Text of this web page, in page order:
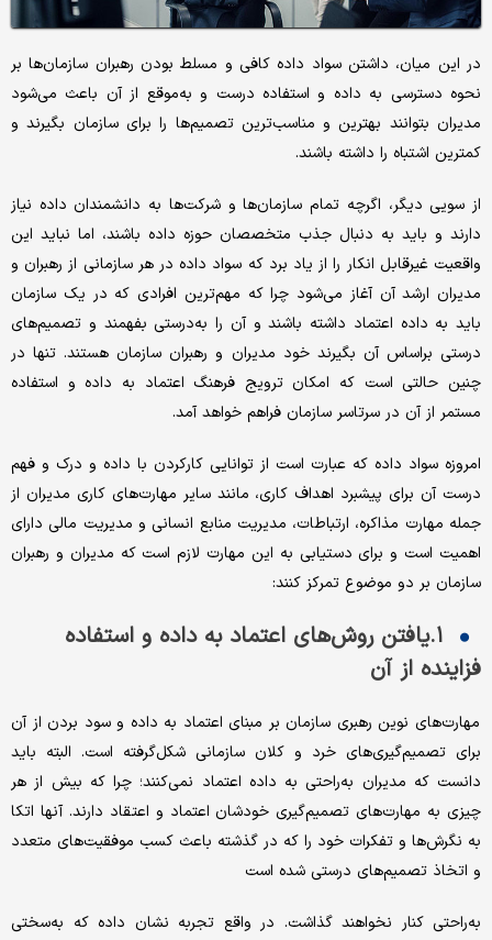
در این میان، داشتن سواد داده کافی و مسلط بودن رهبران سازمان‌‌‌ها بر
نحوه دسترسی به داده و استفاده درست و به‌‌‌موقع از آن باعث می‌‌‌شود
مدیران بتوانند بهترین و مناسب‌‌‌ترین تصمیم‌‌‌ها را برای سازمان بگیرند و
کمترین اشتباه را داشته باشند.
از سویی دیگر، اگرچه تمام سازمان‌‌‌ها و شرکت‌‌‌ها به دانشمندان داده نیاز
دارند و باید به دنبال جذب متخصصان حوزه داده باشند، اما نباید این
واقعیت غیرقابل ‌‌‌انکار را از یاد برد که سواد داده در هر سازمانی از رهبران و
مدیران ارشد آن آغاز می‌‌‌شود چرا که مهم‌‌‌ترین افرادی که در یک سازمان
باید به داده اعتماد داشته باشند و آن را به‌‌‌درستی بفهمند و تصمیم‌‌‌های
درستی براساس آن بگیرند خود مدیران و رهبران سازمان هستند. تنها در
چنین حالتی است که امکان ترویج فرهنگ اعتماد به داده و استفاده
مستمر از آن در سرتاسر سازمان فراهم خواهد آمد.
امروزه سواد داده که عبارت است از توانایی کارکردن با داده و درک و فهم
درست آن برای پیشبرد اهداف کاری، ‌‌‌مانند سایر مهارت‌‌‌های کاری مدیران از
جمله مهارت مذاکره، ارتباطات، مدیریت منابع انسانی و مدیریت مالی دارای
اهمیت است و برای دستیابی به این مهارت لازم است که مدیران و رهبران
سازمان بر دو موضوع تمرکز کنند:
۱.یافتن روش‌‌‌های اعتماد به داده و استفاده
فزاینده از آن
مهارت‌‌‌های نوین رهبری سازمان بر مبنای اعتماد به داده و سود بردن از آن
برای تصمیم‌‌‌گیری‌‌‌های خرد و کلان سازمانی شکل‌‌‌گرفته است. البته باید
دانست که مدیران به‌‌‌راحتی به داده اعتماد نمی‌‌‌کنند؛ چرا که بیش از هر
چیزی به مهارت‌‌‌های تصمیم‌‌‌گیری خودشان اعتماد و اعتقاد دارند. آنها اتکا
به نگرش‌‌‌ها و تفکرات خود را که در گذشته باعث کسب موفقیت‌‌‌های متعدد
و اتخاذ تصمیم‌‌‌های درستی شده است
به‌‌‌راحتی کنار نخواهند گذاشت. در واقع تجربه نشان داده که به‌‌‌سختی